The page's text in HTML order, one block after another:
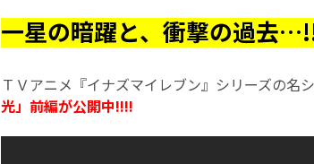
一星の暗躍と、衝撃の過去
ＴＶアニメ『イナズマイレブン』シリーズの名
光」前編が公開中!!!!